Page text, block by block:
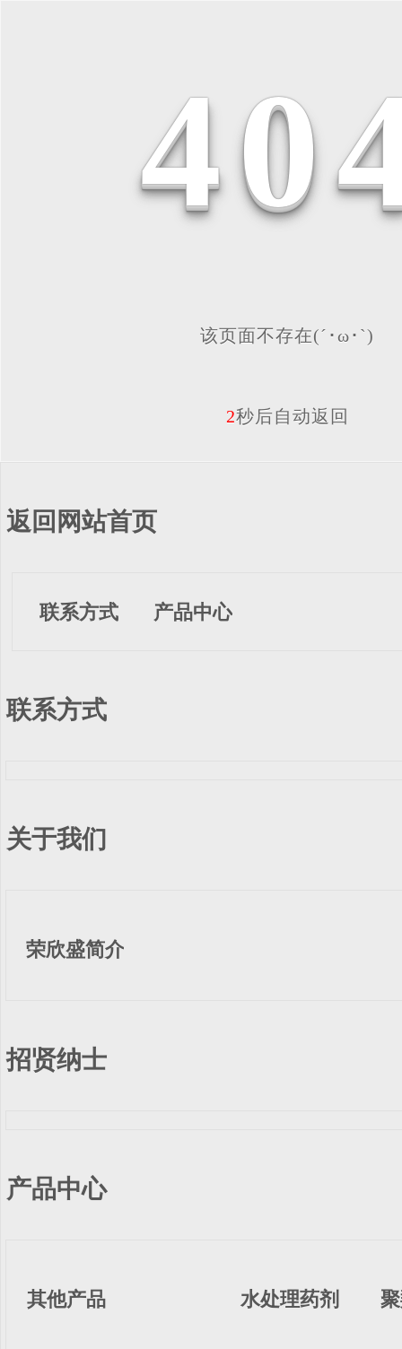
40
该页面不存在(´･ω･`)
2秒后自动返回
返回网站首页
联系方式 产品中心
联系方式
关于我们
荣欣盛简介
招贤纳士
产品中心
其他产品 水处理药剂